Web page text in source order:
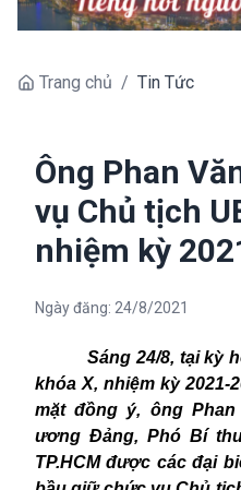
Trang chủ / Tin Tức
Ông Phan
vụ Chủ tịch
nhiệm kỳ
Ngày đăng: 24/8/2021
Sáng 24/8, tại kỳ
khóa X, nhiệm kỳ 2021-
mặt đồng ý, ông
ương Đảng, Phó Bí
TP.HCM được các đại